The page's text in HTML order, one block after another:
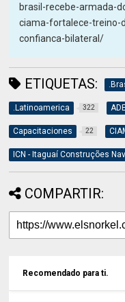
brasil-recebe-armada-
ciama-fortalece-treino-
confianca-bilateral/
ETIQUETAS:
.Latinoamerica 322
Capacitaciones 22
ICN - Itaguaí Construções
COMPARTIR:
Recomendado para ti.